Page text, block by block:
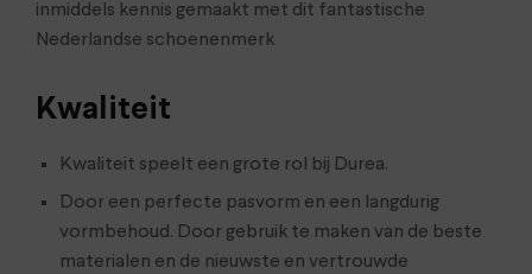
inmiddels kennis gemaakt met dit fantastische
Nederlandse schoenenmerk
Kwaliteit
Kwaliteit speelt een grote rol bij Durea.
Door een perfecte pasvorm en een langdurig
vormbehoud. Door gebruik te maken van de beste
materialen en de nieuwste en vertrouwde